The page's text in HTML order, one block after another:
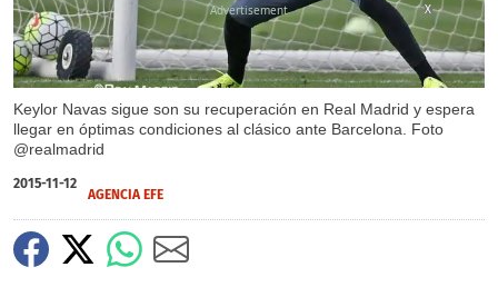
Keylor Navas sigue son su recuperación en Real Madrid y espera
llegar en óptimas condiciones al clásico ante Barcelona. Foto
@realmadrid
X
2015-11-12
AGENCIA EFE